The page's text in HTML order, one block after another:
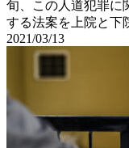
旬、この人道犯罪に
する法案を上院と下
2021/03/13